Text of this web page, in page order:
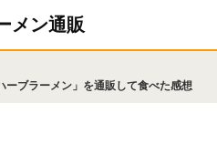
メン通販
ーブラーメン」を通販して食べた感想